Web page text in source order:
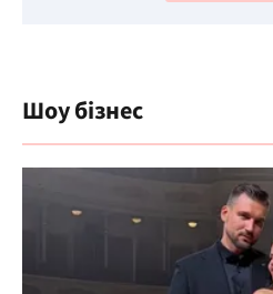
Шоу бізнес